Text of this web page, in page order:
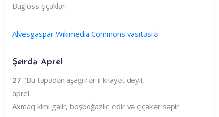
Bugloss çiçəkləri
Alvesgaspar Wikimedia Commons vasitəsilə
Şeirdə Aprel
27. 'Bu təpədən aşağı hər il kifayət deyil,
aprel
Axmaq kimi gəlir, boşboğazlıq edir və çiçəklər səpir.